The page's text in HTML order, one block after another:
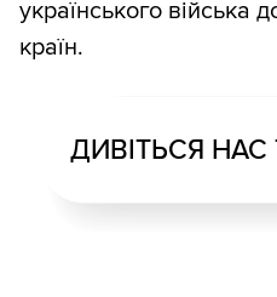
українського війська
країн.
ДИВІТЬСЯ НАС